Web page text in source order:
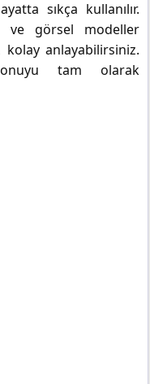
sıkça kullanılır.
ve görsel modeller
kolay anlayabilirsiniz.
tam olarak